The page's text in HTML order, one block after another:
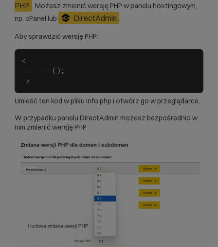
PHP . Możesz zmienić wersję PHP w panelu hostingowym,
np. cPanel lub
DirectAdmin .
Aby sprawdzić wersję PHP:
<
( ) ;
>
Umieść ten kod w pliku info.php i otwórz go w przeglądarce.
W przypadku panelu DirectAdmin możesz bezpośrednio w
nim zmienić wersję PHP